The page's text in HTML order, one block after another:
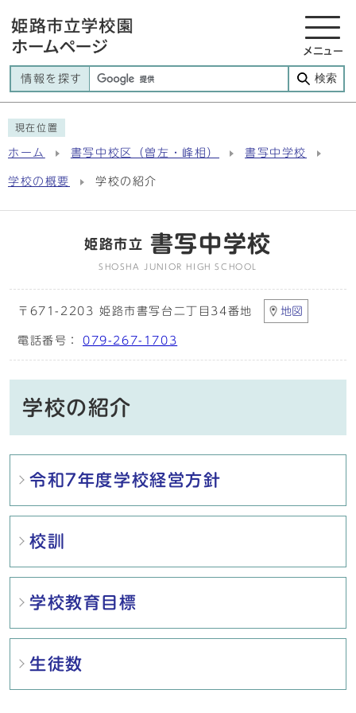
メニュー
情報を探す 検索
現在位置
ホーム 書写中校区（曽左・峰相） 書写中学校
学校の概要 学校の紹介
姫路市立 書写中学校
SHOSHA JUNIOR HIGH SCHOOL
〒671-2203 姫路市書写台二丁目34番地 地図
電話番号： 079-267-1703
学校の紹介
メインメニュー
令和7年度学校経営方針
校訓
学校教育目標
生徒数